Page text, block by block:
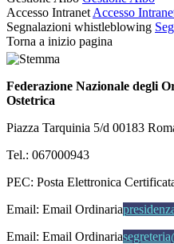
Accesso Intranet Accesso
Segnalazioni whistleblowing
Torna a inizio pagina
Federazione Nazionale degli
Ostetrica
Piazza Tarquinia 5/d 00183
Tel.: 067000943
PEC: Posta Elettronica
Email: Email Ordinaria
Email: Email Ordinaria